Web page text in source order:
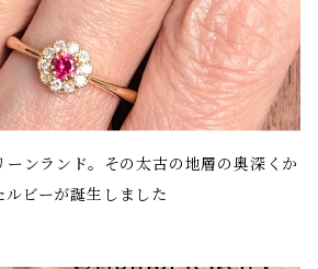
ーンランド。その太古の地層の奥深くか
ビーが誕生しました